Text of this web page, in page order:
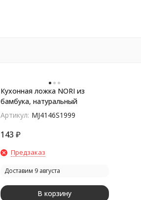
Кухонная ложка NORI из
бамбука, натуральный
Артикул: MJ4146S1999
143 ₽
Предзаказ
Доставим 9 августа
В корзину